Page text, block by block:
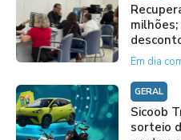
Em dia
GERAL
Sicoob
sorteio